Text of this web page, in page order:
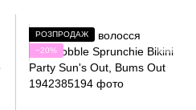
РОЗПРОДАЖ
−20%